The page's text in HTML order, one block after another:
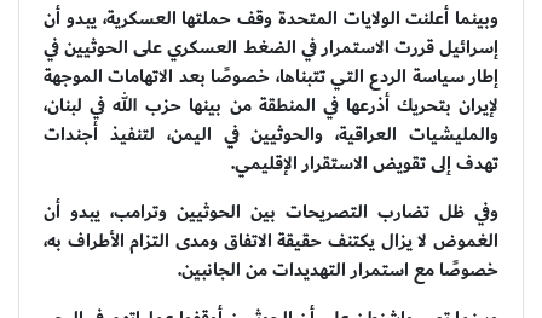
وبينما أعلنت الولايات المتحدة وقف حملتها العسكرية، يبدو أن
إسرائيل قررت الاستمرار في الضغط العسكري على الحوثيين في
إطار سياسة الردع التي تتبناها، خصوصًا بعد الاتهامات الموجهة
لإيران بتحريك أذرعها في المنطقة من بينها حزب الله في لبنان،
والمليشيات العراقية، والحوثيين في اليمن، لتنفيذ أجندات
تهدف إلى تقويض الاستقرار الإقليمي.
وفي ظل تضارب التصريحات بين الحوثيين وترامب، يبدو أن
الغموض لا يزال يكتنف حقيقة الاتفاق ومدى التزام الأطراف به،
خصوصًا مع استمرار التهديدات من الجانبين.